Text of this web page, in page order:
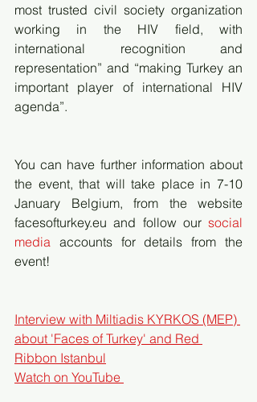
most trusted civil society organization
working in the HIV field, with
international recognition and
representation” and “making Turkey an
important player of international HIV
agenda”.
You can have further information about
the event, that will take place in 7-10
January Belgium, from the website
facesofturkey.eu and follow our social
media accounts for details from the
event!
Interview with Miltiadis KYRKOS (MEP)
about 'Faces of Turkey' and Red
Ribbon Istanbul
Watch on YouTube